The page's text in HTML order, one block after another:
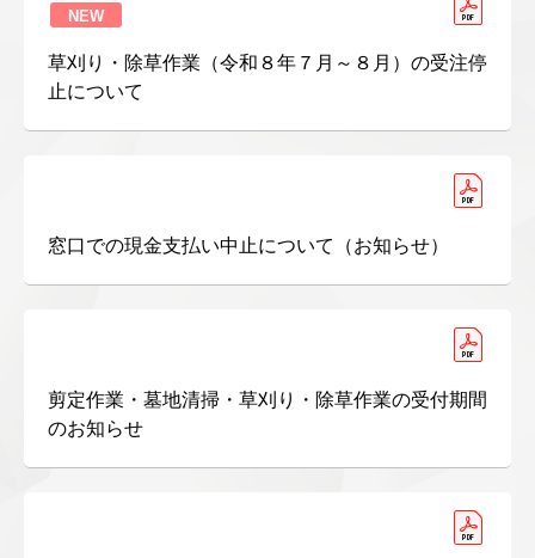
NEW
草刈り・除草作業（令和８年７月～８月）の受注停
止について
窓口での現金支払い中止について（お知らせ）
剪定作業・墓地清掃・草刈り・除草作業の受付期間
のお知らせ